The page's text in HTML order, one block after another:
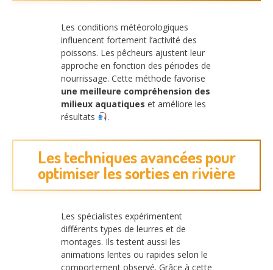
Les conditions météorologiques
influencent fortement l’activité des
poissons. Les pêcheurs ajustent leur
approche en fonction des périodes de
nourrissage. Cette méthode favorise
une meilleure compréhension des
milieux aquatiques et améliore les
résultats
.
Les techniques avancées pour
optimiser les sorties en rivière
Les spécialistes expérimentent
différents types de leurres et de
montages. Ils testent aussi les
animations lentes ou rapides selon le
comportement observé. Grâce à cette